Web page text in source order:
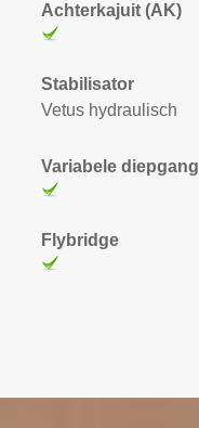
Achterkajuit (AK)
Stabilisator
Vetus hydraulisch
Variabele diepgang
Flybridge